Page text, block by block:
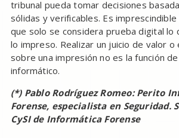
tribunal pueda tomar decisiones
sólidas y verificables. Es
que solo se considera prueba digital lo
lo impreso. Realizar un juicio de valor o
sobre una impresión no es la función
informático.
(*) Pablo Rodríguez Romeo: Perito
Forense, especialista en Seguridad.
CySI de Informática Forense